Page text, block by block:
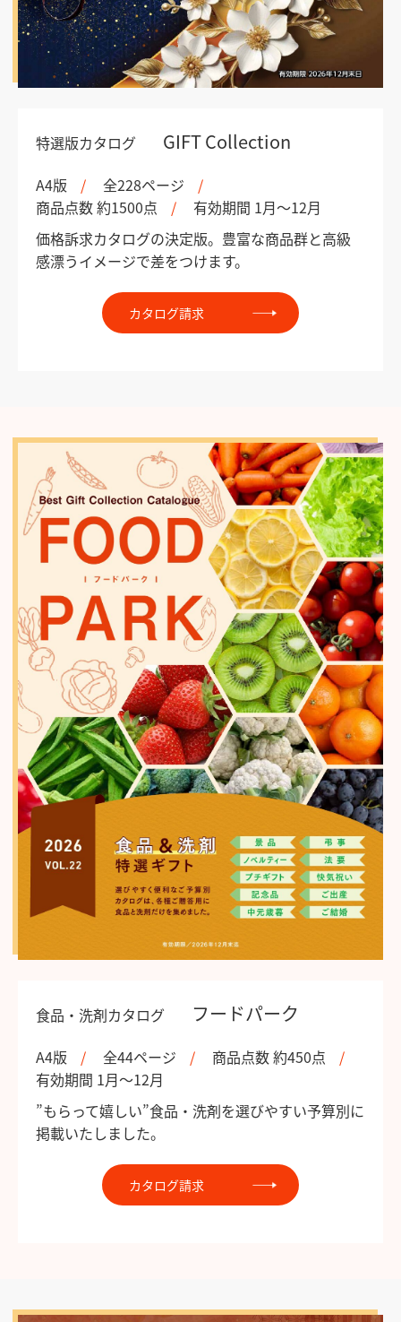
特選版カタログ GIFT Collection
A4版
全228ページ
商品点数 約1500点
有効期間 1月～12月
価格訴求カタログの決定版。豊富な商品群と高級
感漂うイメージで差をつけます。
カタログ請求
食品・洗剤カタログ フードパーク
A4版 全44ページ
商品点数 約450点
有効期間 1月～12月
”もらって嬉しい”食品・洗剤を選びやすい予算別に
掲載いたしました。
カタログ請求